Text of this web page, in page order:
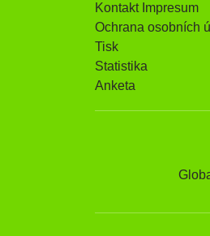
Kontakt Impresum
Ochrana osobních
Tisk
Statistika
Anketa